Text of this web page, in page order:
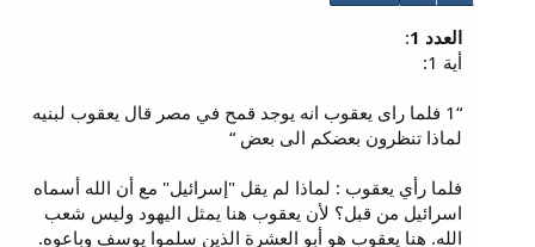
العدد 1
:
أية 1:
“1 فلما راى يعقوب انه يوجد قمح في مصر قال يعقوب لبنيه
لماذا تنظرون بعضكم الى بعض “
فلما رأي يعقوب : لماذا لم يقل "إسرائيل" مع أن الله أسماه
اسرائيل من قبل؟ لأن يعقوب هنا يمثل اليهود وليس شعب
الله. هنا يعقوب هو أبو العشرة الذين سلموا يوسف وباعوه.